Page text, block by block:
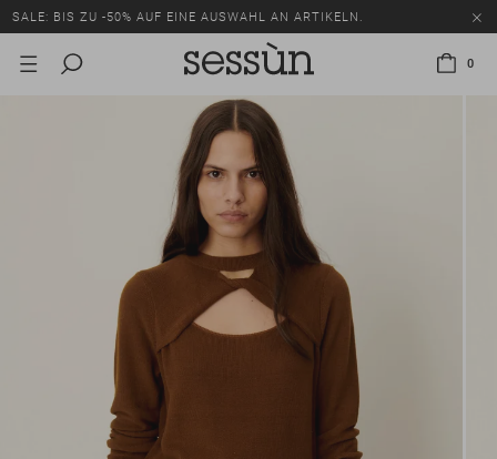
SALE: BIS ZU -50% AUF EINE AUSWAHL AN ARTIKELN.
0